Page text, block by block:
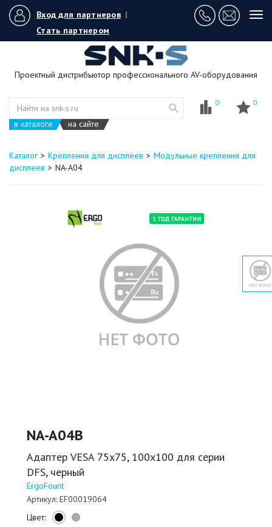
Вход для партнеров |
Стать партнером
Проектный дистрибьютор профессионального AV-оборудования
в каталоге на сайте
0 0
Каталог Крепления для дисплеев
Модульные крепления для
дисплеев
NA-A04
NA-A04B
Адаптер VESA 75х75, 100х100 для серии
DFS, черный
ErgoFount
Артикул: EF00019064
Цвет: